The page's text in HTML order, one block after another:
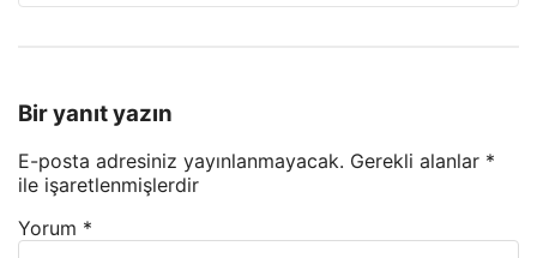
Bir yanıt yazın
E-posta adresiniz yayınlanmayacak. Gerekli alanlar *
ile işaretlenmişlerdir
Yorum *